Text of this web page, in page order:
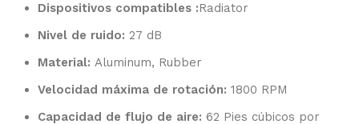
Dispositivos compatibles :Radiator
Nivel de ruido: 27 dB
Material: Aluminum, Rubber
Velocidad máxima de rotación: 1800 RPM
Capacidad de flujo de aire: 62 Pies cúbicos por